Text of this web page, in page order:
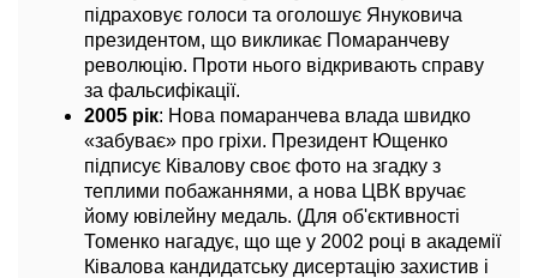
підраховує голоси та оголошує Януковича
президентом, що викликає Помаранчеву
революцію. Проти нього відкривають справу
за фальсифікації.
2005 рік: Нова помаранчева влада швидко
«забуває» про гріхи. Президент Ющенко
підписує Ківалову своє фото на згадку з
теплими побажаннями, а нова ЦВК вручає
йому ювілейну медаль. (Для об'єктивності
Томенко нагадує, що ще у 2002 році в академії
Ківалова кандидатську дисертацію захистив і